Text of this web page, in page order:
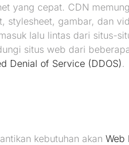
yang cepat. CDN
gambar, dan
lalu lintas dari situs-
situs web dari
Denial of Service (DDOS) .
kebutuhan akan Web